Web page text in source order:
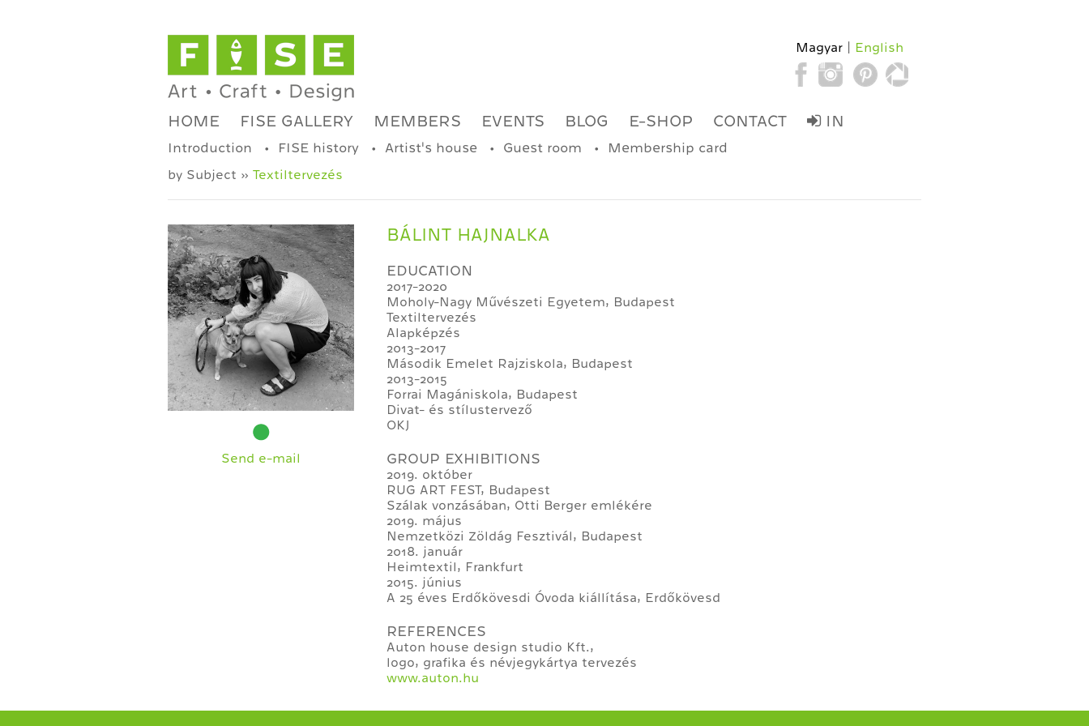
Magyar English
HOME FISE GALLERY MEMBERS EVENTS BLOG E-SHOP CONTACT IN
Introduction FISE history Artist's house Guest room Membership card
by Subject » Textiltervezés
Send e-mail
BÁLINT HAJNALKA
EDUCATION
2017-2020
Moholy-Nagy Művészeti Egyetem, Budapest
Textiltervezés
Alapképzés
2013-2017
Második Emelet Rajziskola, Budapest
2013-2015
Forrai Magániskola, Budapest
Divat- és stílustervező
OKJ
GROUP EXHIBITIONS
2019. október
RUG ART FEST, Budapest
Szálak vonzásában, Otti Berger emlékére
2019. május
Nemzetközi Zöldág Fesztivál, Budapest
2018. január
Heimtextil, Frankfurt
2015. június
A 25 éves Erdőkövesdi Óvoda kiállítása, Erdőkövesd
REFERENCES
Auton house design studio Kft.,
logo, grafika és névjegykártya tervezés
www.auton.hu